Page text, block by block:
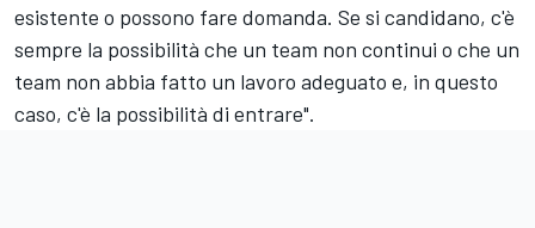
esistente o possono fare domanda. Se si candidano, c'è
sempre la possibilità che un team non continui o che un
team non abbia fatto un lavoro adeguato e, in questo
caso, c'è la possibilità di entrare".